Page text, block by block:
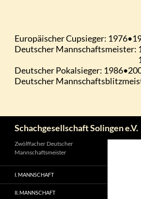
Schachgesellschaft Solingen e.V.
Zwölffacher Deutscher
Mannschaftsmeister
I. MANNSCHAFT
II. MANNSCHAFT